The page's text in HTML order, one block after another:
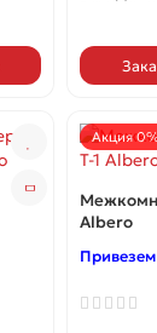
Акция
Albero